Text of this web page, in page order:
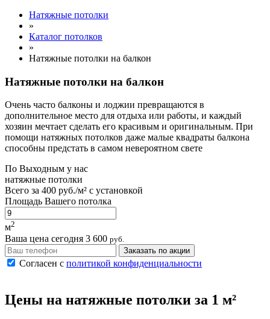
Натяжные потолки
»
Каталог потолков
»
Натяжные потолки на балкон
Натяжные потолки на балкон
Очень часто балконы и лоджии превращаются в
дополнительное место для отдыха или работы, и каждый
хозяин мечтает сделать его красивым и оригинальным. При
помощи натяжных потолков даже малые квадраты балкона
способны предстать в самом невероятном свете
По Выходным у нас
натяжные потолки
Всего за 400 руб./м² с установкой
Площадь Вашего потолка
м2
Ваша цена сегодня 3 600 руб.
Заказать по акции
Согласен с политикой конфиденциальности
Цены на натяжные потолки за 1 м²